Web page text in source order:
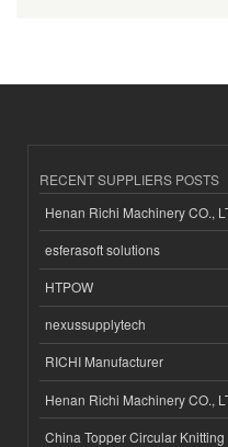
RECENT SUPPLIERS POSTS
Henan Richi Machinery CO.,
esferasoft solutions
HTPOW
nexussupplytech
RICHI Manufacturer
Henan Richi Machinery CO.,
China Topper Circular